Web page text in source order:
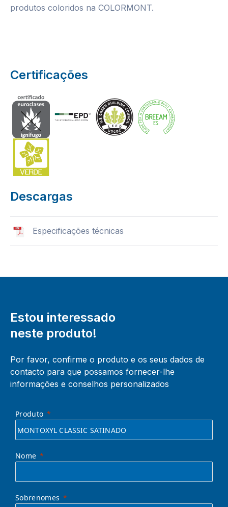
produtos coloridos na COLORMONT.
Certificações
Descargas
Especificações técnicas
Estou interessado
neste produto!
Por favor, confirme o produto e os seus dados de
contacto para que possamos fornecer-lhe
informações e conselhos personalizados
Produto
Nome
Sobrenomes